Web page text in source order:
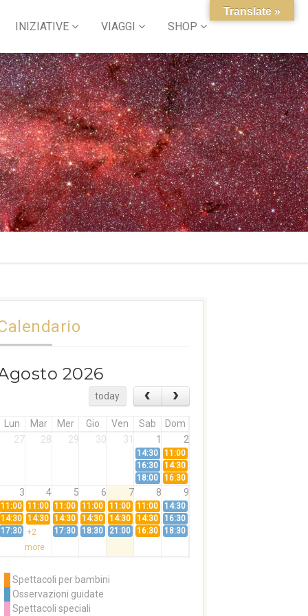
INIZIATIVE VIAGGI SHOP
2026
today
Lun Mar Mer Gio Ven Sab
Dom
27
28 29 30 31 1 2
14:30
11:00
16:30
14:30
18:00
16:30
3 4 5 6 7 8 9
11:00 11:00 11:00 11:00 11:00 11:00
14:30
14:30 14:30 14:30 14:30 14:30 14:30
16:30
17:30 +2
more
17:30 18:30 21:00 16:30 18:30
11:00
14:30
+3
Spettacoli per bambini
Osservazioni guidate
Spettacoli speciali
Translate »